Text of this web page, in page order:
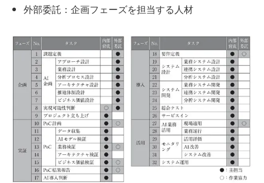
外部委託：企画フェーズを担当する人材